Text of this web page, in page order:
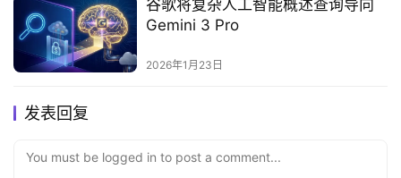
谷歌将复杂人工智能概述查询导向
Gemini 3 Pro
2026年1月23日
发表回复
You must be logged in to post a comment...